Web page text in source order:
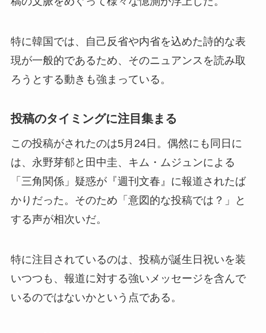
特に韓国では、自己反省や内省を込めた詩的な表
現が一般的であるため、そのニュアンスを読み取
ろうとする動きも強まっている。
投稿のタイミングに注目集まる
この投稿がされたのは5月24日。偶然にも同日に
は、永野芽郁と田中圭、キム・ムジュンによる
「三角関係」疑惑が『週刊文春』に報道されたば
かりだった。そのため「意図的な投稿では？」と
する声が相次いだ。
特に注目されているのは、投稿が誕生日祝いを装
いつつも、報道に対する強いメッセージを含んで
いるのではないかという点である。